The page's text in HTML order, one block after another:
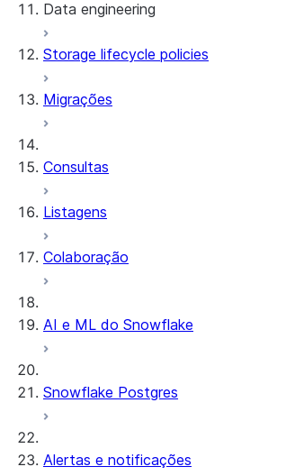
Snowflake Openflow
Apache Iceberg™
Data engineering
Carregamento de dados
Tabelas dinâmicas
DCM Projects
Projetos dbt no Snowflake
Storage lifecycle policies
Migrações
Consultas
Listagens
Colaboração
AI e ML do Snowflake
Snowflake Postgres
Alertas e notificações